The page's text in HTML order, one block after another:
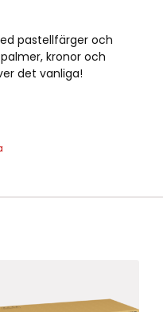
pastellfärger och
kronor och
det vanliga!